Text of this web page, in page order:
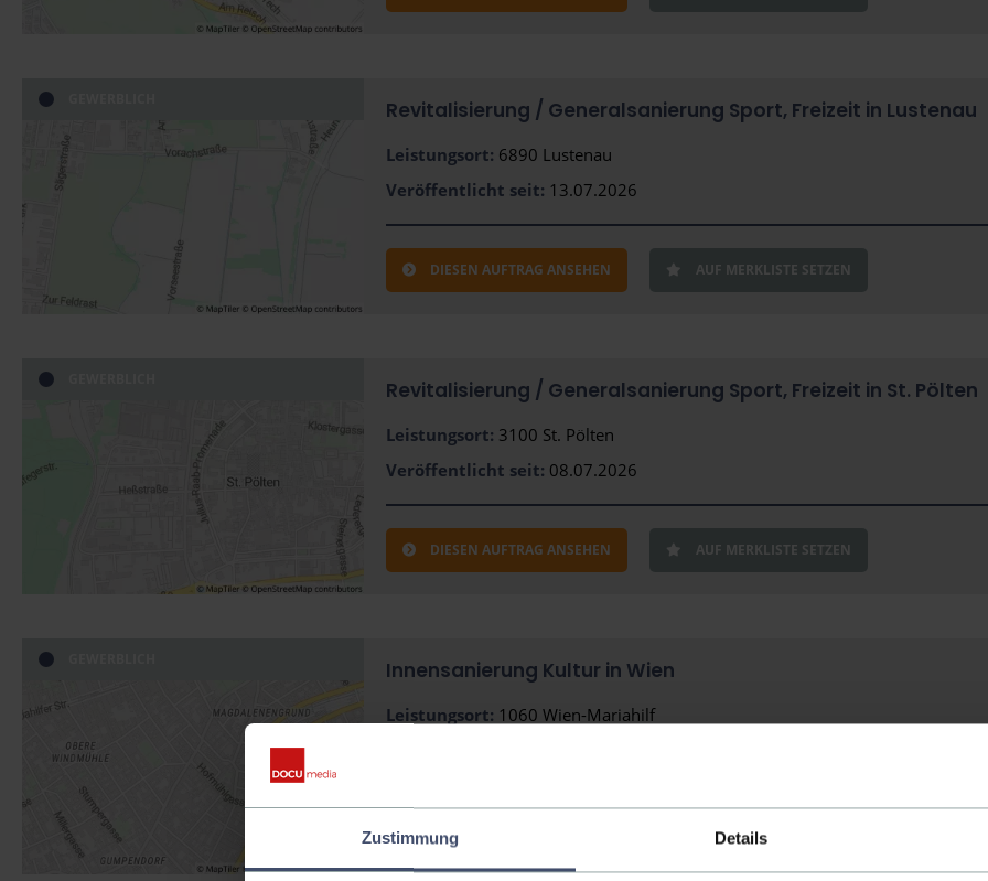
Zustimmung Details
Revitalisierung /­ Generalsanierung Sport, Freizeit in Lustenau
Leistungsort: 6890 Lustenau
Veröffentlicht seit: 13.07.2026
DIESEN AUFTRAG ANSEHEN AUF MERKLISTE SETZEN
Revitalisierung /­ Generalsanierung Sport, Freizeit in St. Pölten
Leistungsort: 3100 St. Pölten
Veröffentlicht seit: 08.07.2026
DIESEN AUFTRAG ANSEHEN AUF MERKLISTE SETZEN
Innensanierung Kultur in Wien
Leistungsort: 1060 Wien-Mariahilf
AUF MERKLISTE SETZEN